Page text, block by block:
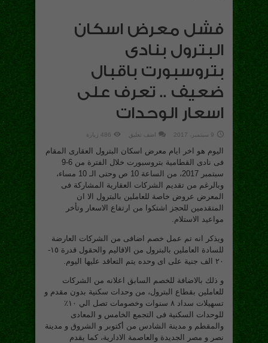
فشل معرض اسكان
البترول بنادى
بتروسبورت باقبال
ضعيف .. تعرف على
اسعار الوحدات
9 سبتمبر، 2017 اضف تعليق 486 زيارة
اليوم هو اخر ايام معرض اسكان البترول العقارى المقام
فى نادى القطامية بتروسبورت خلال الفترة من 6-9
سبتمبر 2017، من الساعة 10 ص وحتى الـ 10 مساء،
وبالرغم من تقديم الشركات العقارية المشاركة فى
المعرض عروض خاصة للعاملين بالبترول الا ان
المتقدمين للحجز اشتكوا من ارتفاع الاسعار وتأخر
مواعيد الاستلام.
ويذكر انه تم عمل خصم اضافى من الشركات العارضة
للسادة العاملين بالبترول من الاقاليم والحقول قدرة ١٥-
٢٠ الف جنية على اى وحده يتم التعاقد عليها اليوم.
و ذلك بالاضافة للخصم السابق اعلانه من الشركات
للعاملين بقطاع البترول، من وحدات سكنية بدون مقدم و
تسهيلات سداد ٨ سنوات وخصومات تصل الي ١٠٪‏
للوحدات السكنية فى التجمع الخامس و المعادى
والمقطم و مدينة الشادس من أكتوبر و الشروق و مدينة
نصر و مصر الجديدة والعاصمة الادارية، كما يقدم